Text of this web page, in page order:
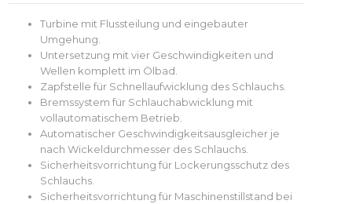
Turbine mit Flussteilung und eingebauter
Umgehung.
Untersetzung mit vier Geschwindigkeiten und
Wellen komplett im Ölbad.
Zapfstelle für Schnellaufwicklung des Schlauchs.
Bremssystem für Schlauchabwicklung mit
vollautomatischem Betrieb.
Automatischer Geschwindigkeitsausgleicher je
nach Wickeldurchmesser des Schlauchs.
Sicherheitsvorrichtung für Lockerungsschutz des
Schlauchs.
Sicherheitsvorrichtung für Maschinenstillstand bei